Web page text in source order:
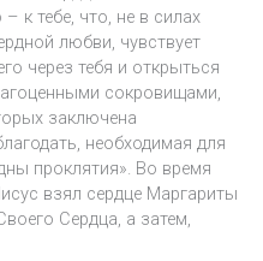
к тебе, что, не в силах
любви, чувствует
через тебя и открыться
сокровищами,
заключена
необходимая для
проклятия». Во время
взял сердце Маргариты
Сердца, а затем,